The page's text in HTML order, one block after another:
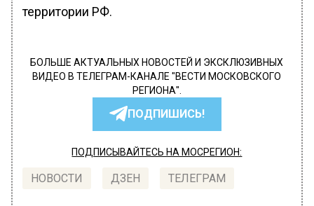
территории РФ.
БОЛЬШЕ АКТУАЛЬНЫХ НОВОСТЕЙ И ЭКСКЛЮЗИВНЫХ
ВИДЕО В ТЕЛЕГРАМ-КАНАЛЕ "ВЕСТИ МОСКОВСКОГО
РЕГИОНА".
ПОДПИШИСЬ!
ПОДПИСЫВАЙТЕСЬ НА МОСРЕГИОН:
НОВОСТИ ДЗЕН ТЕЛЕГРАМ